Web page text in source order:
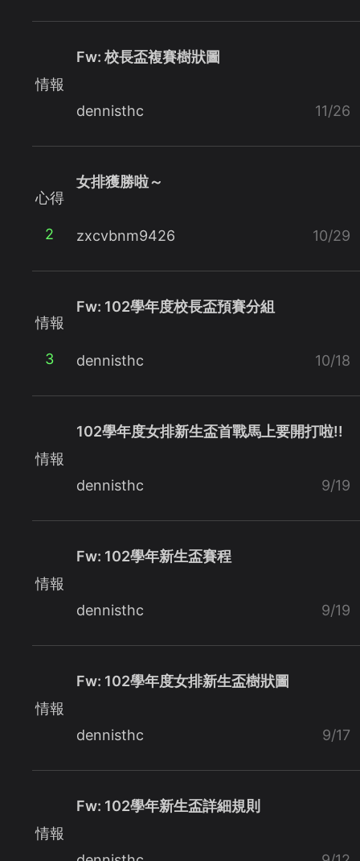
情報
Fw: 校長盃複賽樹狀圖
dennisthc 11/26
心得
2
女排獲勝啦～
zxcvbnm9426 10/29
情報
3
Fw: 102學年度校長盃預賽分組
dennisthc 10/18
情報
102學年度女排新生盃首戰馬上要開打啦!!
dennisthc 9/19
情報
Fw: 102學年新生盃賽程
dennisthc 9/19
情報
Fw: 102學年度女排新生盃樹狀圖
dennisthc 9/17
情報
Fw: 102學年新生盃詳細規則